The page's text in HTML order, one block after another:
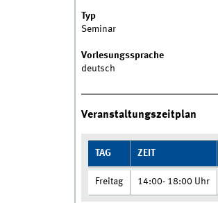
Typ
Seminar
Vorlesungssprache
deutsch
Veranstaltungszeitplan
TAG ZEIT
Freitag 14:00- 18:00 Uhr